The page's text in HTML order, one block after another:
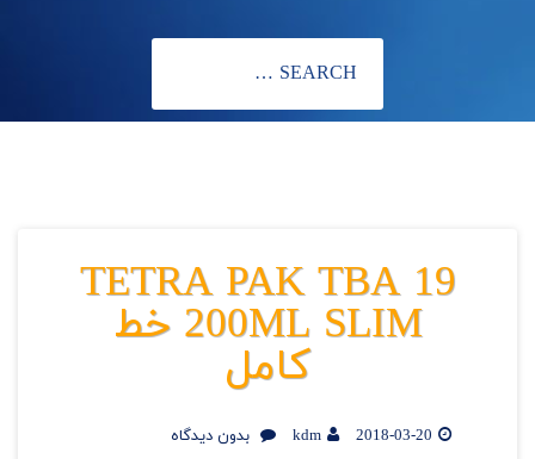
TETRA PAK TBA 19
200ML SLIM خط
کامل
2018-03-20
kdm بدون دیدگاه